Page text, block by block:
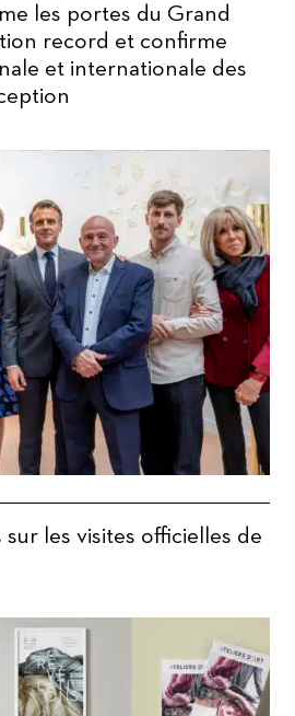
les portes du Grand
record et confirme
et internationale des
sur les visites officielles de